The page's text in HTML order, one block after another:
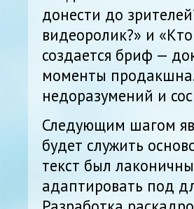
донести до
видеоролик?» и
создается бриф —
моменты
недоразумений и
Следующим шагом
будет служить
текст был
адаптировать под